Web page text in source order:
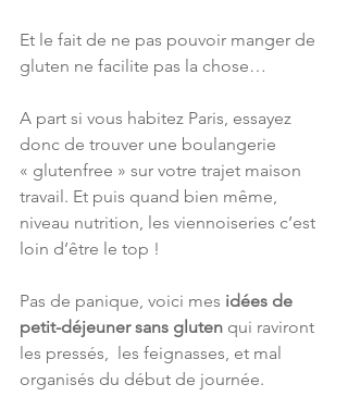
Et le fait de ne pas pouvoir manger de
gluten ne facilite pas la chose…
A part si vous habitez Paris, essayez
donc de trouver une boulangerie
« glutenfree » sur votre trajet maison
travail. Et puis quand bien même,
niveau nutrition, les viennoiseries c’est
loin d’être le top !
Pas de panique, voici mes idées de
petit-déjeuner sans gluten qui raviront
les pressés,  les feignasses, et mal
organisés du début de journée.